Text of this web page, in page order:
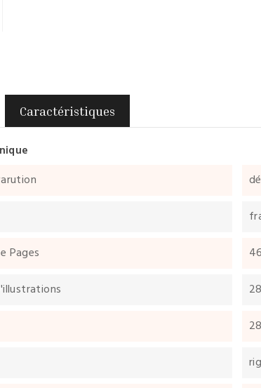
Caractéristiques
Pages